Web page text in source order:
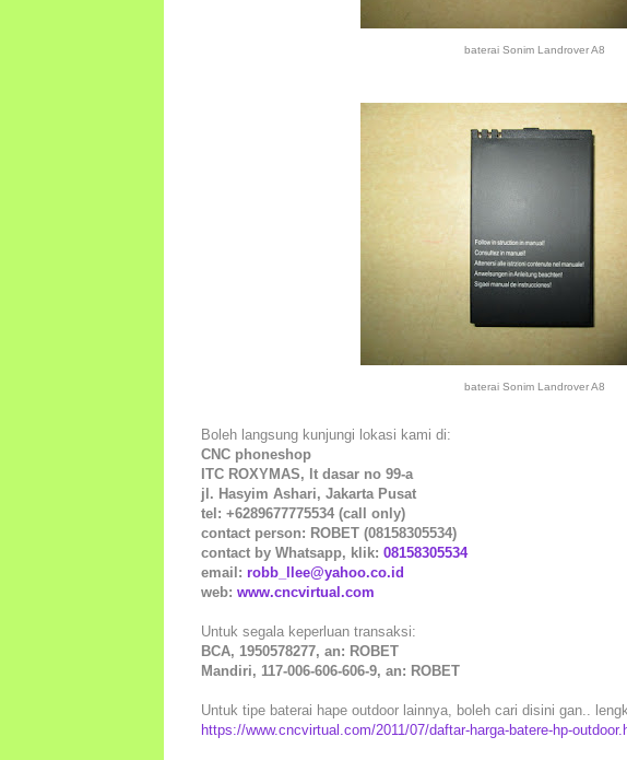
baterai Sonim Landrover A8
baterai Sonim Landrover A8
Boleh langsung kunjungi lokasi kami di:
CNC phoneshop
ITC ROXYMAS, lt dasar no 99-a
jl. Hasyim Ashari, Jakarta Pusat
tel: +6289677775534 (call only)
contact person: ROBET (08158305534)
contact by Whatsapp, klik: 08158305534
email: robb_llee@yahoo.co.id
web: www.cncvirtual.com
Untuk segala keperluan transaksi:
BCA, 1950578277, an: ROBET
Mandiri, 117-006-606-606-9, an: ROBET
Untuk tipe baterai hape outdoor lainnya, boleh cari disini gan..
https://www.cncvirtual.com/2011/07/daftar-harga-batere-hp-